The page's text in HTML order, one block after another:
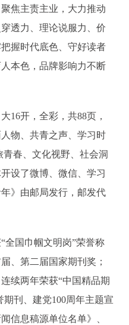
焦主责主业，大力推动
透力、理论说服力、价
握时代底色、守好读者
本色，品牌影响力不断
开，全彩，共88页，
物、共青之声、学习时
春、文化视野、社会洞
设了微博、微信、学习
》由邮局发行，邮发代
国巾帼文明岗”荣誉称
、第二届国家期刊奖；
续两年荣获“中国精品期
期刊、建党100周年主题宣
信息稿源单位名单》、